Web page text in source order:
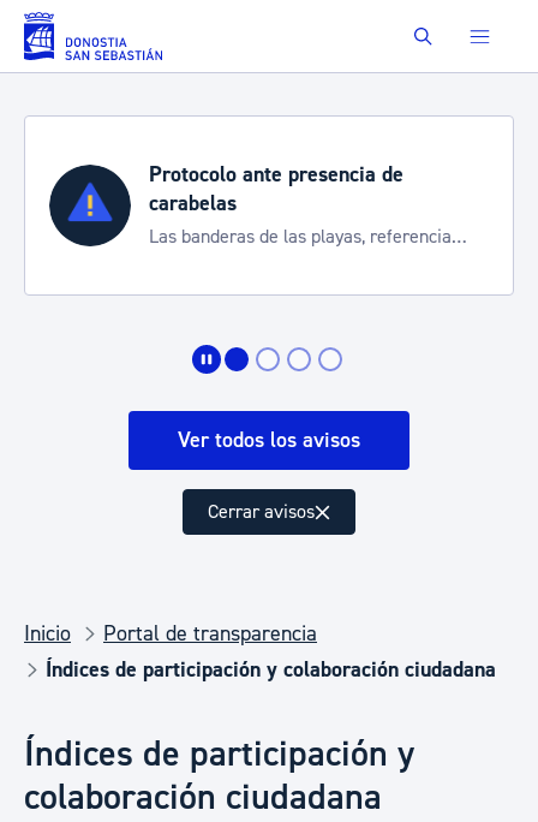
Saltar al contenido principal Buscar
Protocolo ante presencia de
carabelas
Las banderas de las playas, referencia
Ver todos los avisos
Cerrar avisos
Inicio
Portal de transparencia
Índices de participación y colaboración ciudadana
Índices de participación y
colaboración ciudadana